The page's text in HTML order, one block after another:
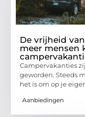
De vrijheid
meer mensen
Campervakanties
geworden. Steeds
het is om op je
Aanbiedingen